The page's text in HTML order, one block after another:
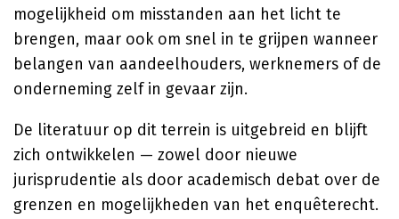
mogelijkheid om misstanden aan het licht te
brengen, maar ook om snel in te grijpen wanneer
belangen van aandeelhouders, werknemers of de
onderneming zelf in gevaar zijn.
De literatuur op dit terrein is uitgebreid en blijft
zich ontwikkelen — zowel door nieuwe
jurisprudentie als door academisch debat over de
grenzen en mogelijkheden van het enquêterecht.